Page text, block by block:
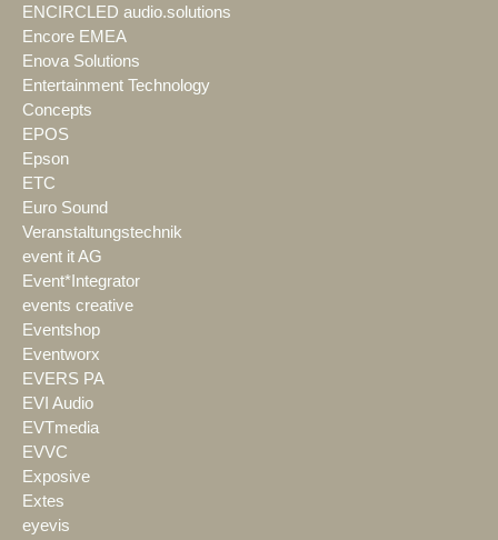
ENCIRCLED audio.solutions
Encore EMEA
Enova Solutions
Entertainment Technology
Concepts
EPOS
Epson
ETC
Euro Sound
Veranstaltungstechnik
event it AG
Event*Integrator
events creative
Eventshop
Eventworx
EVERS PA
EVI Audio
EVTmedia
EVVC
Exposive
Extes
eyevis